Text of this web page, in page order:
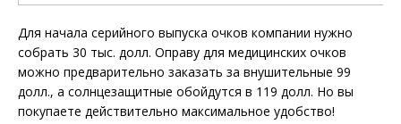
Для начала серийного выпуска очков компании нужно
собрать 30 тыс. долл. Оправу для медицинских очков
можно предварительно заказать за внушительные 99
долл., а солнцезащитные обойдутся в 119 долл. Но вы
покупаете действительно максимальное удобство!